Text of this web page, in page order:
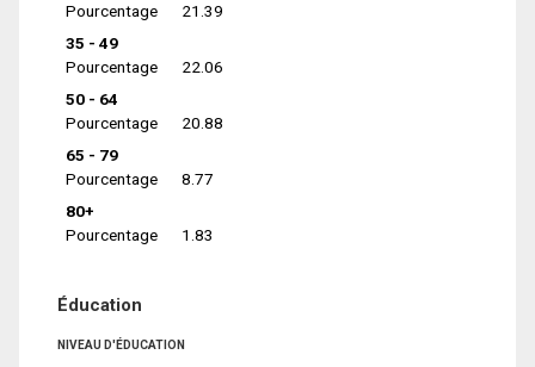
Pourcentage
21.39
35 - 49
Pourcentage
22.06
50 - 64
Pourcentage
20.88
65 - 79
Pourcentage
8.77
80+
Pourcentage
1.83
Éducation
NIVEAU D'ÉDUCATION